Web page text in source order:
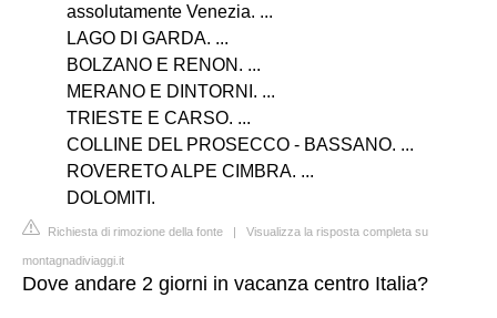
assolutamente Venezia. ...
LAGO DI GARDA. ...
BOLZANO E RENON. ...
MERANO E DINTORNI. ...
TRIESTE E CARSO. ...
COLLINE DEL PROSECCO - BASSANO. ...
ROVERETO ALPE CIMBRA. ...
DOLOMITI.
Richiesta di rimozione della fonte | Visualizza la risposta completa su
montagnadiviaggi.it
Dove andare 2 giorni in vacanza centro Italia?